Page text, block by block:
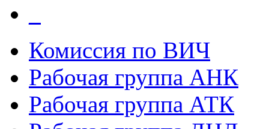
Комиссия по ВИЧ
Рабочая группа АНК
Рабочая группа АТК